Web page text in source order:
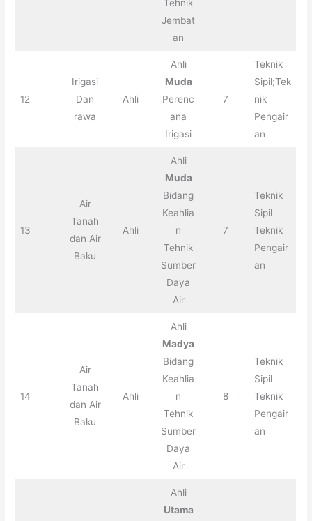
Tehnik
Jembat
an
12
Irigasi
Dan
rawa
Ahli
Ahli
Muda
Perenc
ana
Irigasi
7
Teknik
Sipil;Tek
nik
Pengair
an
13
Air
Tanah
dan Air
Baku
Ahli
Ahli
Muda
Bidang
Keahlia
n
Tehnik
Sumber
Daya
Air
7
Teknik
Sipil
Teknik
Pengair
an
14
Air
Tanah
dan Air
Baku
Ahli
Ahli
Madya
Bidang
Keahlia
n
Tehnik
Sumber
Daya
Air
8
Teknik
Sipil
Teknik
Pengair
an
Ahli
Utama